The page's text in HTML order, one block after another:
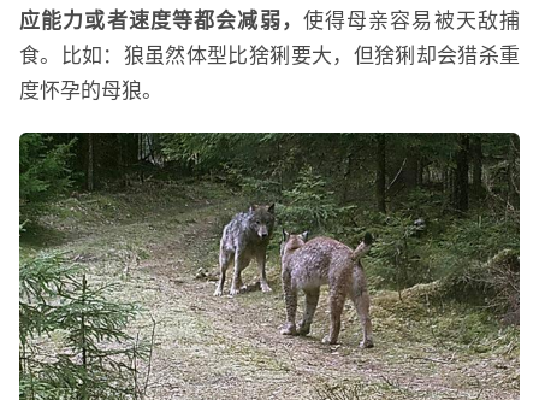
应能力或者速度等都会减弱， 使得母亲容易被天敌捕
食。比如：狼虽然体型比猞猁要大，但猞猁却会猎杀重
度怀孕的母狼。